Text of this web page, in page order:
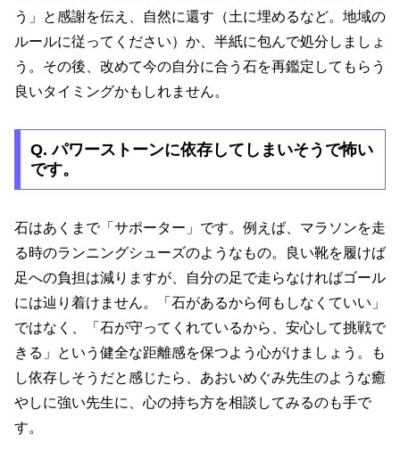
う」と感謝を伝え、自然に還す（土に埋めるなど。地域の
ルールに従ってください）か、半紙に包んで処分しましょ
う。その後、改めて今の自分に合う石を再鑑定してもらう
良いタイミングかもしれません。
Q. パワーストーンに依存してしまいそうで怖い
です。
石はあくまで「サポーター」です。例えば、マラソンを走
る時のランニングシューズのようなもの。良い靴を履けば
足への負担は減りますが、自分の足で走らなければゴール
には辿り着けません。「石があるから何もしなくていい」
ではなく、「石が守ってくれているから、安心して挑戦で
きる」という健全な距離感を保つよう心がけましょう。も
し依存しそうだと感じたら、あおいめぐみ先生のような癒
やしに強い先生に、心の持ち方を相談してみるのも手で
す。